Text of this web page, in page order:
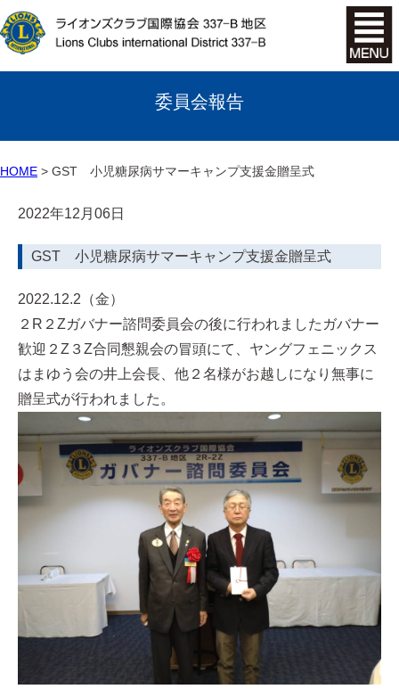
委員会報告
HOME GST 小児糖尿病サマーキャンプ支援金贈呈式
2022年12月06日
GST 小児糖尿病サマーキャンプ支援金贈呈式
2022.12.2（金）
２R２Zガバナー諮問委員会の後に行われましたガバナー
歓迎２Z３Z合同懇親会の冒頭にて、ヤングフェニックス
はまゆう会の井上会長、他２名様がお越しになり無事に
贈呈式が行われました。